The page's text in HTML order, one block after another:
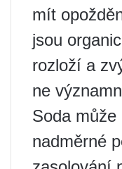
mít
jsou
rozloží a
ne
Soda
nadměrné